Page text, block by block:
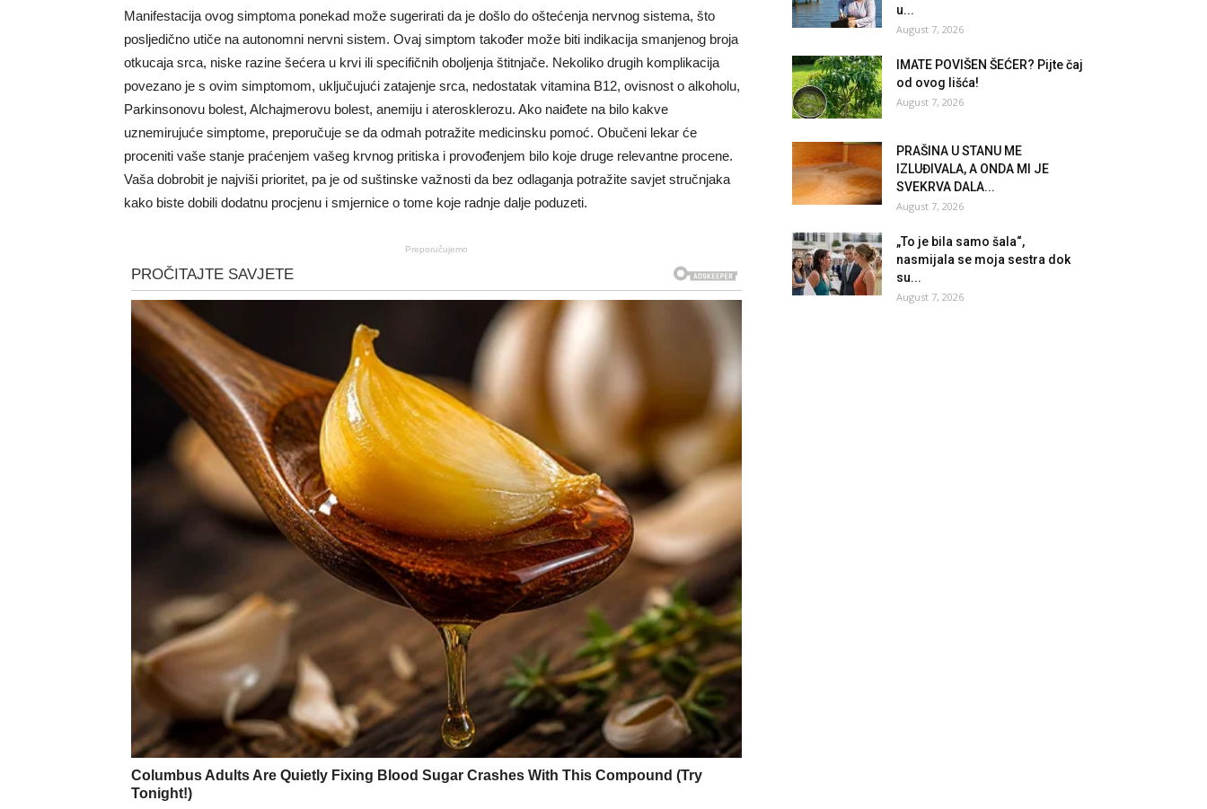
Manifestacija ovog simptoma ponekad može sugerirati da je došlo do oštećenja nervnog sistema, što
posljedično utiče na autonomni nervni sistem. Ovaj simptom također može biti indikacija smanjenog broja
otkucaja srca, niske razine šećera u krvi ili specifičnih oboljenja štitnjače. Nekoliko drugih komplikacija
povezano je s ovim simptomom, uključujući zatajenje srca, nedostatak vitamina B12, ovisnost o alkoholu,
Parkinsonovu bolest, Alchajmerovu bolest, anemiju i aterosklerozu. Ako naiđete na bilo kakve
uznemirujuće simptome, preporučuje se da odmah potražite medicinsku pomoć. Obučeni lekar će
proceniti vaše stanje praćenjem vašeg krvnog pritiska i provođenjem bilo koje druge relevantne procene.
Vaša dobrobit je najviši prioritet, pa je od suštinske važnosti da bez odlaganja potražite savjet stručnjaka
kako biste dobili dodatnu procjenu i smjernice o tome koje radnje dalje poduzeti.
Preporučujemo
u...
August 7, 2026
IMATE POVIŠEN ŠEĆER? Pijte čaj
od ovog lišća!
August 7, 2026
PRAŠINA U STANU ME
IZLUĐIVALA, A ONDA MI JE
SVEKRVA DALA...
August 7, 2026
„To je bila samo šala“,
nasmijala se moja sestra dok
su...
August 7, 2026